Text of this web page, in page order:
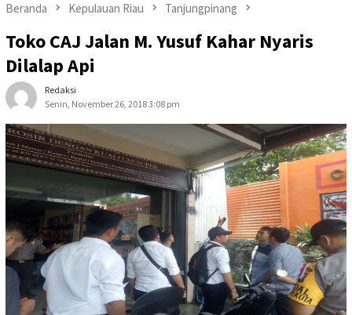
Beranda Kepulauan Riau Tanjungpinang
Toko CAJ Jalan M. Yusuf Kahar Nyaris
Dilalap Api
Redaksi
Senin, November 26, 2018 3:08 pm